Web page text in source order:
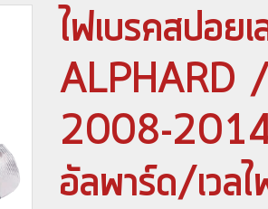
ไฟเบรคสปอย
ALPHARD
2008-
อัลพาร์ด/เว